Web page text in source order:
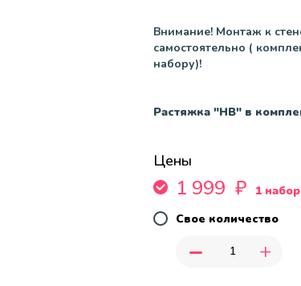
Внимание! Монтаж к
самостоятельно (
набору)!
Растяжка "НВ" в
Цены
1 999 ₽
1 набор
Свое количество
- +